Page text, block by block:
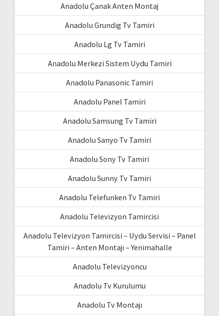
Anadolu Çanak Anten Montaj
Anadolu Grundig Tv Tamiri
Anadolu Lg Tv Tamiri
Anadolu Merkezi Sistem Uydu Tamiri
Anadolu Panasonic Tamiri
Anadolu Panel Tamiri
Anadolu Samsung Tv Tamiri
Anadolu Sanyo Tv Tamiri
Anadolu Sony Tv Tamiri
Anadolu Sunny Tv Tamiri
Anadolu Telefunken Tv Tamiri
Anadolu Televizyon Tamircisi
Anadolu Televizyon Tamircisi – Uydu Servisi – Panel
Tamiri – Anten Montajı – Yenimahalle
Anadolu Televizyoncu
Anadolu Tv Kurulumu
Anadolu Tv Montajı